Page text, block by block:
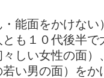
能面をかけない
も１０代後半で
しい女性の面
い男の面）をか